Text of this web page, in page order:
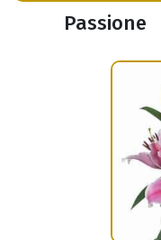
Passione